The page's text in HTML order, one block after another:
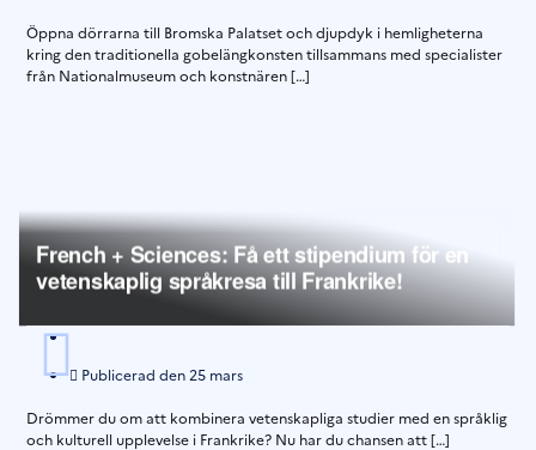
Öppna dörrarna till Bromska Palatset och djupdyk i hemligheterna
kring den traditionella gobelängkonsten tillsammans med specialister
från Nationalmuseum och konstnären […]
French + Sciences: Få ett stipendium för en
vetenskaplig språkresa till Frankrike!
Publicerad den 25 mars
Drömmer du om att kombinera vetenskapliga studier med en språklig
och kulturell upplevelse i Frankrike? Nu har du chansen att […]